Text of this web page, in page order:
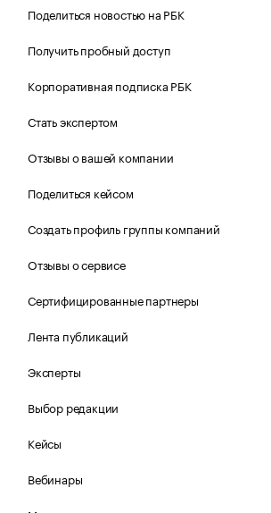
Поделиться новостью на РБК
Получить пробный доступ
Корпоративная подписка РБК
Стать экспертом
Отзывы о вашей компании
Поделиться кейсом
Создать профиль группы компаний
Отзывы о сервисе
Сертифицированные партнеры
Лента публикаций
Эксперты
Выбор редакции
Кейсы
Вебинары